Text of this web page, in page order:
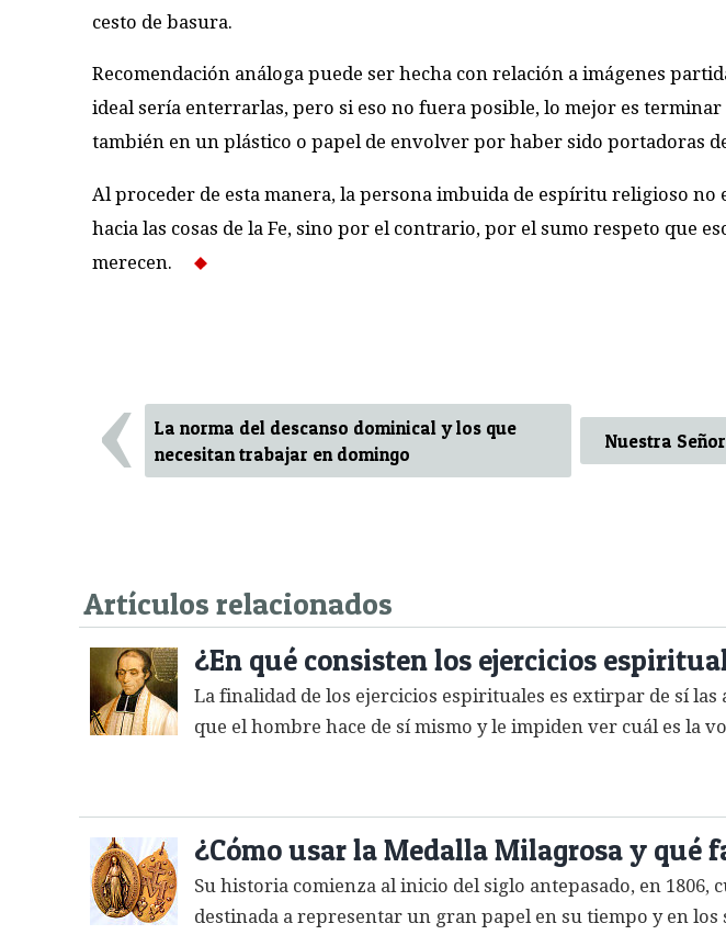
cesto de basura.
Recomendación análoga puede ser hecha con relación a imágenes
ideal sería enterrarlas, pero si eso no fuera posible, lo mejor es
también en un plástico o papel de envolver por haber sido portadoras
Al proceder de esta manera, la persona imbuida de espíritu religioso no
hacia las cosas de la Fe, sino por el contrario, por el sumo respeto que
merecen.
‹
La norma del descanso dominical y los que
necesitan trabajar en domingo
Nuestra
Artículos relacionados
¿En qué consisten los ejercicios
La finalidad de los ejercicios espirituales es extirpar de sí
que el hombre hace de sí mismo y le impiden ver cuál es la
¿Cómo usar la Medalla Milagrosa y qué
Su historia comienza al inicio del siglo antepasado, en
destinada a representar un gran papel en su tiempo y en los